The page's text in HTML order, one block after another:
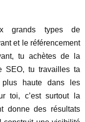
grands types de
et le référencement
tu achètes de la
SEO, tu travailles ta
haute dans les
toi, c’est surtout la
donne des résultats